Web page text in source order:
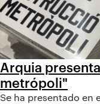
Arquia
metrópoli"
Se ha presentado en